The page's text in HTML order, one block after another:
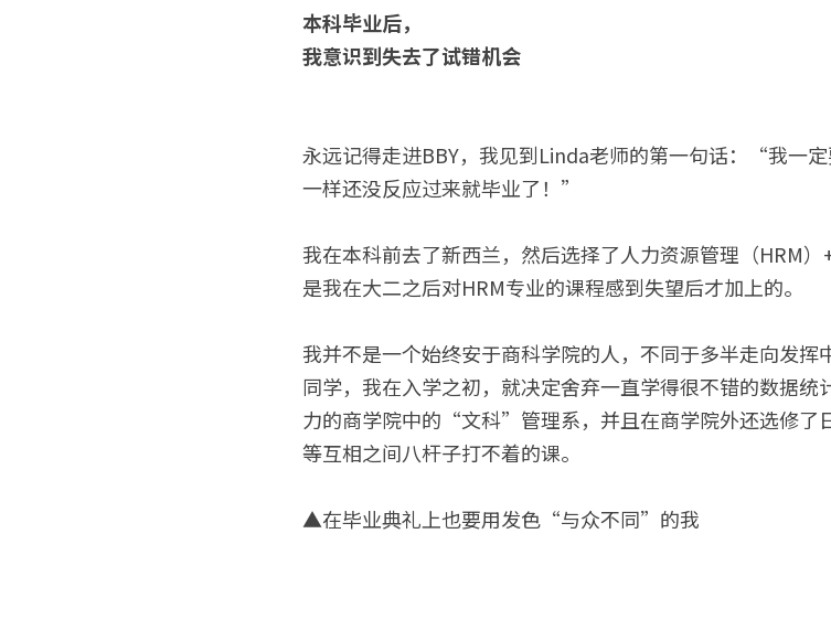
本科毕业后，
我意识到失去了试错机会
永远记得走进BBY，我见到Linda老师的第一句话：“我一
一样还没反应过来就毕业了！”
我在本科前去了新西兰，然后选择了人力资源管理（HRM
是我在大二之后对HRM专业的课程感到失望后才加上的。
我并不是一个始终安于商科学院的人，不同于多半走向发
同学，我在入学之初，就决定舍弃一直学得很不错的数据
力的商学院中的“文科”管理系，并且在商学院外还选修了
等互相之间八杆子打不着的课。
▲在毕业典礼上也要用发色“与众不同”的我